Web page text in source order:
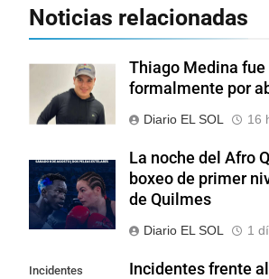
Noticias relacionadas
Thiago Medina
formalmente por
Diario EL SOL 16
La noche del Afro
boxeo de primer
de Quilmes
Diario EL SOL 1
Incidentes
Incidentes frente